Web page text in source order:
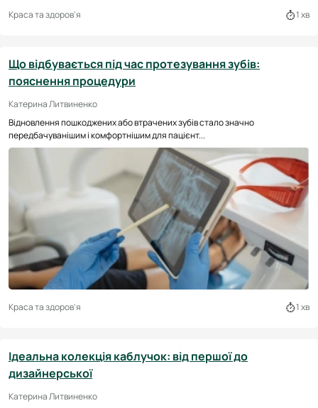
Краса та здоров'я 1 хв
Що відбувається під час протезування зубів:
пояснення процедури
Катерина Литвиненко
Відновлення пошкоджених або втрачених зубів стало значно
передбачуванішим і комфортнішим для пацієнт...
Краса та здоров'я 1 хв
Ідеальна колекція каблучок: від першої до
дизайнерської
Катерина Литвиненко